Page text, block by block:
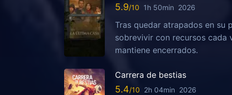
5.9 1h 50min 2026
Tras quedar atrapados en su
sobrevivir con recursos cada
mantiene encerrados.
Carrera de bestias
5.4 2h 04min 2026